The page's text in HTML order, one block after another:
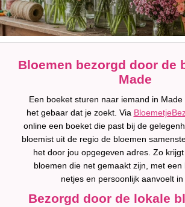
Bloemen bezorgd door de
Made
Een boeket sturen naar iemand in
het gebaar dat je zoekt. Via
online een boeket die past bij de
bloemist uit de regio de bloemen
het door jou opgegeven adres. Zo
bloemen die net gemaakt zijn, met een
netjes en persoonlijk aanvoelt in
Bezorgd door de lokale